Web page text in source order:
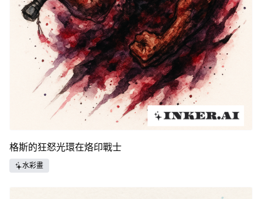
格斯的狂怒光環在烙印戰士
水彩畫